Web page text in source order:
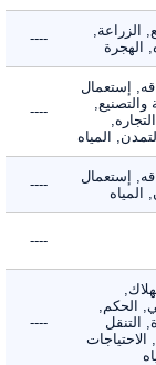
----
إستعمال
المياه
----
إستعمال
----
----
الحكم,
----